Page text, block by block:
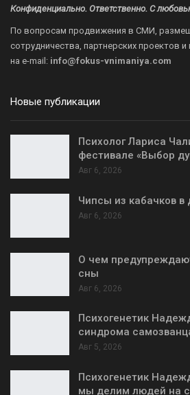
Конфиденциально. Ответственно. С
По вопросам продвижения в СМИ,
сотрудничества, партнерских проектов
на e-mail: info@fokus-vnimaniya.com
Новые публикации
Психолог Лариса
фестивале «Выбор
Авг 6, 2026
Чипсы из кабачков в
Авг 6, 2026
О чем
сны
Авг 6, 2026
Психогенетик
синдрома
Авг 5, 2026
Психогенетик
мы делим людей на